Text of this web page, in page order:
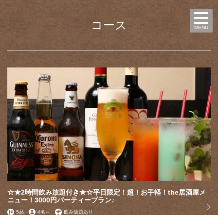
MENU
コース
☆★2時間飲み放題付き★☆平日限定！超！お手軽！the居酒屋メ
ニュー！3000円パーティープラン♪
5品 4名 ～ 飲み放題あり